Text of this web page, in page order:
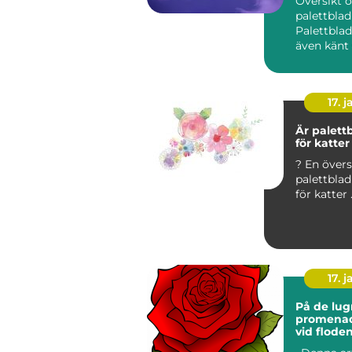
även känt
är en ...
17.
Är
för katter
? En översikt av om
17.
På de
vid